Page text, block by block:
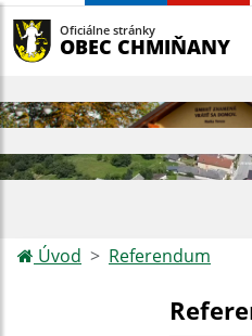
Oficiálne stránky
OBEC CHMIŇANY
Úvod Referendum